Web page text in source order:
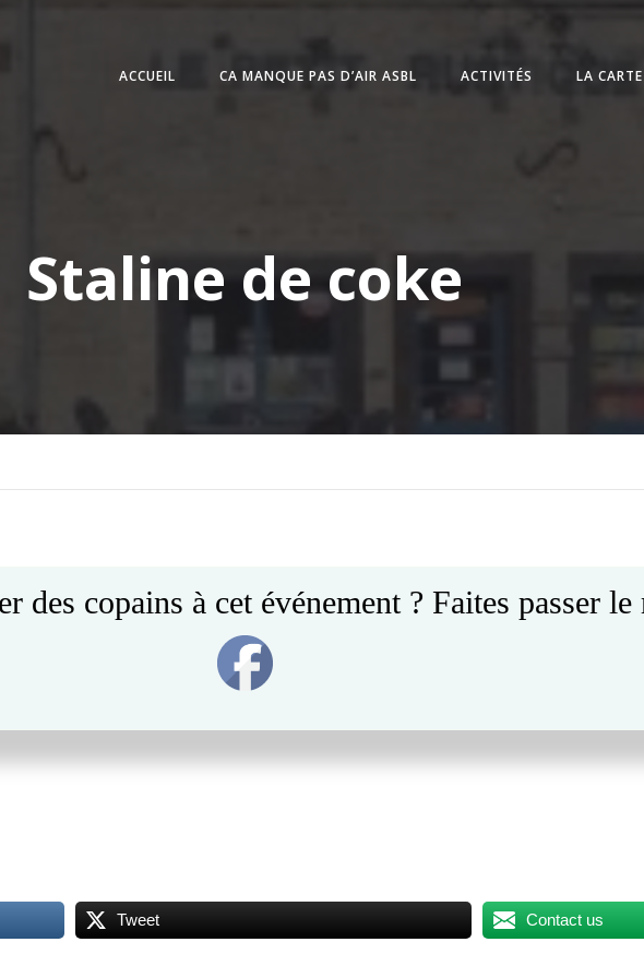
ACCUEIL CA MANQUE PAS D’AIR ASBL ACTIVITÉS LA CARTE
Staline de coke
navigation
Tweet Contact us
des copains à cet événement ? Faites passer le